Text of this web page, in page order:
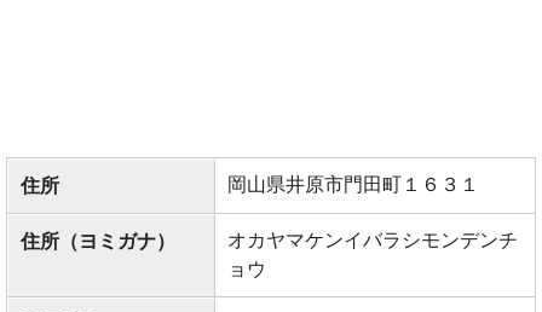
住所 岡山県井原市門田町１６３１
住所（ヨミガナ）
オカヤマケンイバラシモンデンチ
ョウ